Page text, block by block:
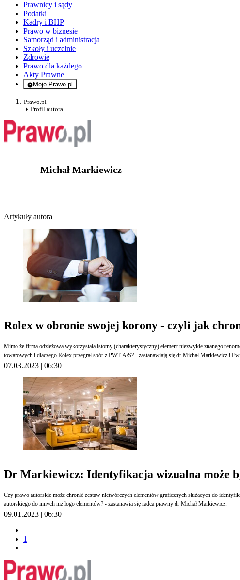
Prawnicy i sądy
Podatki
Kadry i BHP
Prawo w biznesie
Samorząd i administracja
Szkoły i uczelnie
Zdrowie
Prawo dla każdego
Akty Prawne
Moje Prawo.pl
- rejestracja i logowanie do serwisu
Prawo.pl
Profil autora
Michał Markiewicz
Artykuły autora
Rolex w obronie swojej korony - czyli jak
Mimo że firma odzieżowa wykorzystała istotny (charakterystyczny) element niezwykle znanego
towarowych i dlaczego Rolex przegrał spór z PWT A/S? - zastanawiają się dr Michał Markiewicz i
07.03.2023 | 06:30
Dr Markiewicz: Identyfikacja wizualna może
Czy prawo autorskie może chronić zestaw nietwórczych elementów graficznych służących do
autorskiego do innych niż logo elementów? - zastanawia się radca prawny dr Michał Markiewicz.
09.01.2023 | 06:30
1